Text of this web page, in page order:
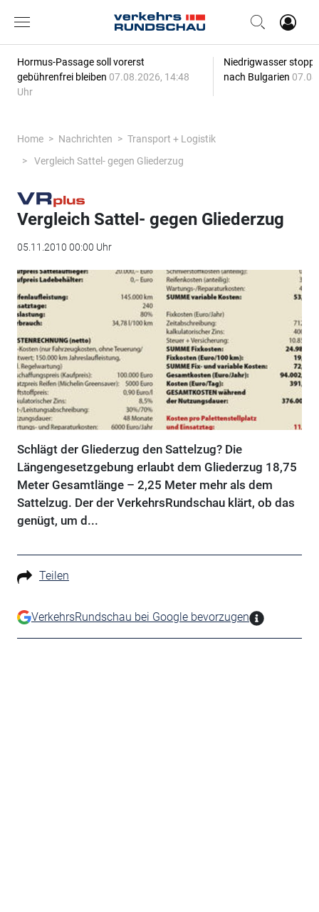
Hormus-Passage soll vorerst
gebührenfrei bleiben 07.08.2026, 14:48
Uhr
Niedrigwasser
nach Bulgarien
Home Nachrichten
Transport + Logistik
Vergleich Sattel- gegen Gliederzug
Vergleich Sattel- gegen Gliederzug
05.11.2010 00:00 Uhr
Schlägt der Gliederzug den Sattelzug? Die
Längengesetzgebung erlaubt dem Gliederzug 18,75
Meter Gesamtlänge – 2,25 Meter mehr als dem
Sattelzug. Der der VerkehrsRundschau klärt, ob das
genügt, um d...
Teilen
VerkehrsRundschau bei Google bevorzugen